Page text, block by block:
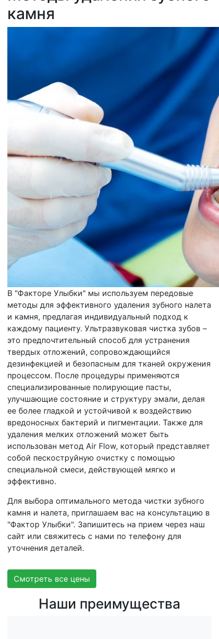
камня
В "Факторе Улыбки" мы используем передовые
методы для эффективного удаления зубного налета
и камня, предлагая индивидуальный подход к
каждому пациенту. Ультразвуковая чистка зубов –
это предпочтительный способ для устранения
твердых отложений, сопровождающийся
дезинфекцией и безопасным для тканей окружения
процессом. После процедуры применяются
специализированные полирующие пасты,
улучшающие состояние и структуру эмали, делая
ее более гладкой и устойчивой к воздействию
вредоносных бактерий и пигментации. Также для
удаления мелких отложений может быть
использован метод Air Flow, который представляет
собой пескоструйную очистку с помощью
специальной смеси, действующей мягко и
эффективно.
Для выбора оптимального метода чистки зубного
камня и налета, приглашаем вас на консультацию в
"Фактор Улыбки". Запишитесь на прием через наш
сайт или свяжитесь с нами по телефону для
уточнения деталей.
Смотреть все цены
Наши преимущества